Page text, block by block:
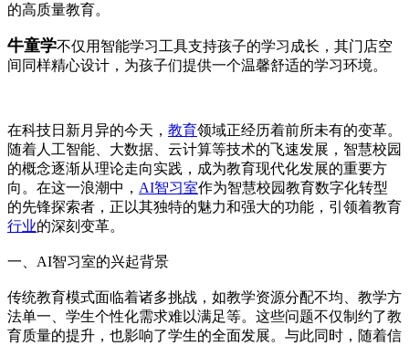
的高质量教育。
牛童学不仅用智能学习工具支持孩子的学习成长，其门店空
间同样精心设计，为孩子们提供一个温馨舒适的学习环境。
在科技日新月异的今天， 教育领域正经历着前所未有的变革。
随着人工智能、大数据、云计算等技术的飞速发展，智慧校园
的概念逐渐从理论走向实践，成为教育现代化发展的重要方
向。在这一浪潮中， AI智习室作为智慧校园教育数字化转型
的先锋探索者，正以其独特的魅力和强大的功能，引领着教育
行业的深刻变革。
一、AI智习室的兴起背景
传统教育模式面临着诸多挑战，如教学资源分配不均、教学方
法单一、学生个性化需求难以满足等。这些问题不仅制约了教
育质量的提升，也影响了学生的全面发展。与此同时，随着信